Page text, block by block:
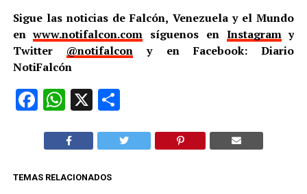
Sigue las noticias de Falcón, Venezuela y el Mundo
enwww.notifalcon.com síguenos en Instagramy
Twitter @notifalcon y en Facebook: Diario
NotiFalcón
Facebook
WhatsApp
X
TEMAS RELACIONADOS